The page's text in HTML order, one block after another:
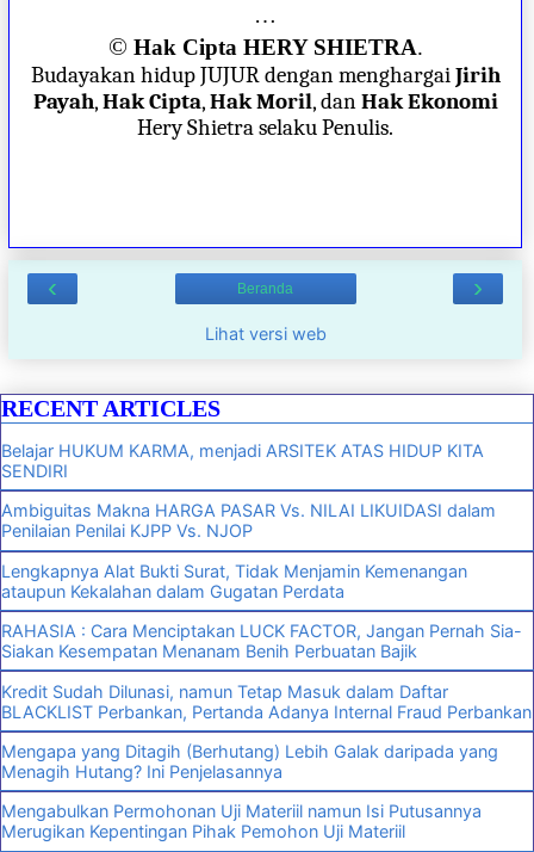
…
© Hak Cipta HERY SHIETRA.
Budayakan hidup JUJUR dengan menghargaiJirih
Payah,Hak Cipta,Hak Moril, danHak Ekonomi
Hery Shietra selaku Penulis.
‹ ›
Beranda
Lihat versi web
RECENT ARTICLES
Belajar HUKUM KARMA, menjadi ARSITEK ATAS HIDUP KITA
SENDIRI
Ambiguitas Makna HARGA PASAR Vs. NILAI LIKUIDASI dalam
Penilaian Penilai KJPP Vs. NJOP
Lengkapnya Alat Bukti Surat, Tidak Menjamin Kemenangan
ataupun Kekalahan dalam Gugatan Perdata
RAHASIA : Cara Menciptakan LUCK FACTOR, Jangan Pernah Sia-
Siakan Kesempatan Menanam Benih Perbuatan Bajik
Kredit Sudah Dilunasi, namun Tetap Masuk dalam Daftar
BLACKLIST Perbankan, Pertanda Adanya Internal Fraud Perbankan
Mengapa yang Ditagih (Berhutang) Lebih Galak daripada yang
Menagih Hutang? Ini Penjelasannya
Mengabulkan Permohonan Uji Materiil namun Isi Putusannya
Merugikan Kepentingan Pihak Pemohon Uji Materiil